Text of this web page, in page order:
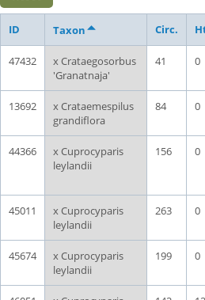
ID Taxon Circ.
47432
x Crataegosorbus
'Granatnaja'
41 0
13692
x Crataemespilus
grandiflora
84 0
44366
x Cuprocyparis
leylandii
156 0
45011
x Cuprocyparis
leylandii
263 0
45674
x Cuprocyparis
leylandii
199 0